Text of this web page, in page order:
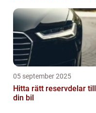
05 september 2025
Hitta rätt reservdelar till
din bil